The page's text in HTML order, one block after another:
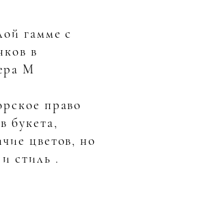
гамме с
в
М
право
букета,
цветов, но
стиль .